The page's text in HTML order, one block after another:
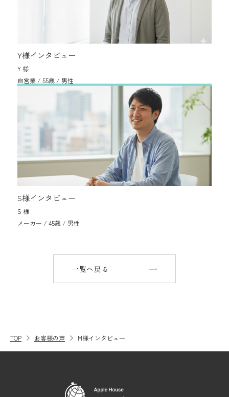
Y様インタビュー
Y 様
自営業 / 55歳 / 男性
S様インタビュー
S 様
メーカー / 45歳 / 男性
一覧へ戻る
TOP お客様の声 M様インタビュー